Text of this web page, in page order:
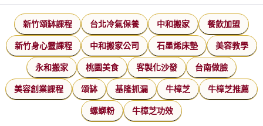
新竹頌缽課程 台北冷氣保養 中和搬家 餐飲加盟
新竹身心靈課程 中和搬家公司 石墨烯床墊 美容教學
永和搬家 桃園美食 客製化沙發 台南做臉
美容創業課程 頌缽 基隆抓漏 牛樟芝 牛樟芝推薦
螺螄粉 牛樟芝功效